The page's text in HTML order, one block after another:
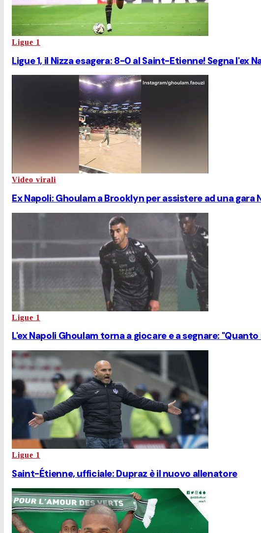
Ligue 1
Ligue 1, il Nizza esagera: 8-0 al Saint-Etienne! Segna l'ex
Video virali
Ex Napoli: Ghoulam a Brooklyn per assistere ad una gara
Ligue 1
L'ex Napoli Ghoulam torna a giocare e a segnare:
Ligue 1
Saint-Étienne, ufficiale: Dupraz è il nuovo allenatore